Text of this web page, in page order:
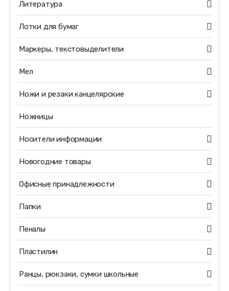
Литература
Лотки для бумаг
Маркеры, текстовыделители
Мел
Ножи и резаки канцелярские
Ножницы
Носители информации
Новогодние товары
Офисные принадлежности
Папки
Пеналы
Пластилин
Ранцы, рюкзаки, сумки школьные